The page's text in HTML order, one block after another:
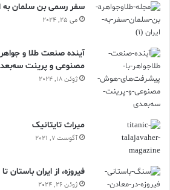
سفر رسمی بن سلمان به
می 25, 2024
آینده صنعت طلا و
مصنوعی و پرینت
ژوئن 18, 2024
ميراث تايتانيک
آگوست 7, 2021
فیروزه، از ایران باستان
ژوئن 26, 2024